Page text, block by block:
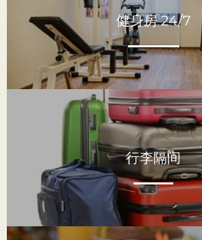
健身房 24/7
行李隔间